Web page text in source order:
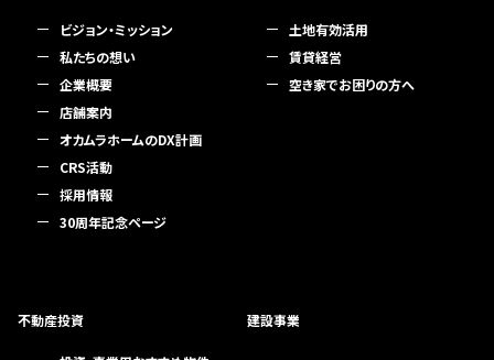
ビジョン・ミッション
私たちの想い
企業概要
店舗案内
オカムラホームのDX計画
CRS活動
採用情報
30周年記念ページ
土地有効活用
賃貸経営
空き家でお困りの方へ
不動産投資 建設事業